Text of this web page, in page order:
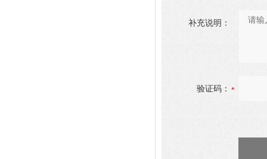
补充说明：
验证码：